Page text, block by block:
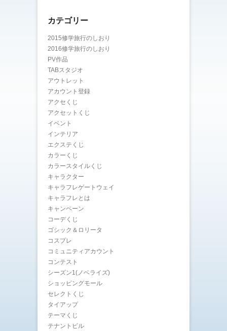
カテゴリー
2015修学旅行のしおり
2016修学旅行のしおり
PV作品
TABスタジオ
アウトレット
アカウント登録
アクセくじ
アクセットくじ
イベント
インテリア
エクステくじ
カラーくじ
カラースタイルくじ
キャラクター
キャラフレゲートウェイ
キャラフレとは
キャンペーン
コーデくじ
ゴシック＆ロリータ
コスプレ
コミュニティアカウント
コンテスト
シーズン1(ノベライズ)
ショッピングモール
セレクトくじ
タイアップ
テーマくじ
テナントビル